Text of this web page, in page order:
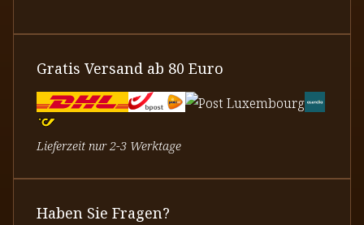
Gratis Versand ab 80 Euro
Lieferzeit nur 2-3 Werktage
Haben Sie Fragen?